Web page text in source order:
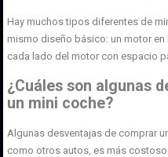
Hay muchos tipos diferentes de
mismo diseño básico: un motor
cada lado del motor con espacio
¿Cuáles son algunas
un mini coche?
Algunas desventajas de comprar
como otros autos, es más